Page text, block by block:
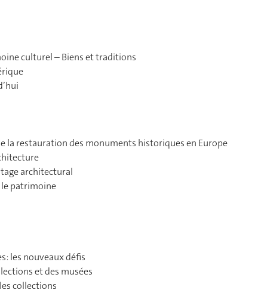
culturel – Biens et traditions
la restauration des monuments historiques en Europe
architectural
patrimoine
les nouveaux défis
et des musées
collections